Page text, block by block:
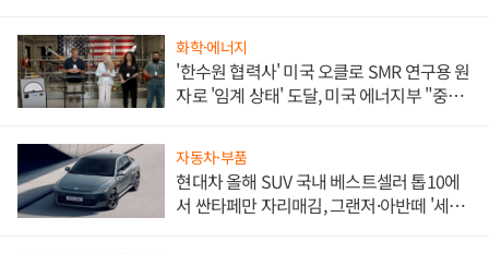
화학·에너지
'한수원 협력사' 미국 오클로 SMR 연구용 원
자로 '임계 상태' 도달, 미국 에너지부 "중요
자동차·부품
현대차 올해 SUV 국내 베스트셀러 톱10에
서 싼타페만 자리매김, 그랜저·아반떼 '세단